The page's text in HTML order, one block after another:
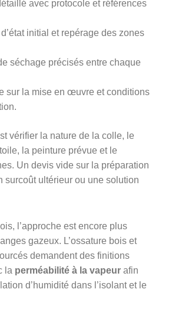
avec protocole et références
initial et repérage des zones
séchage précisés entre chaque
sur la mise en œuvre et conditions
vérifier la nature de la colle, le
la peinture prévue et le
Un devis vide sur la préparation
surcoût ultérieur ou une solution
l’approche est encore plus
gazeux. L’ossature bois et
demandent des finitions
la perméabilité à la vapeur afin
d’humidité dans l’isolant et le